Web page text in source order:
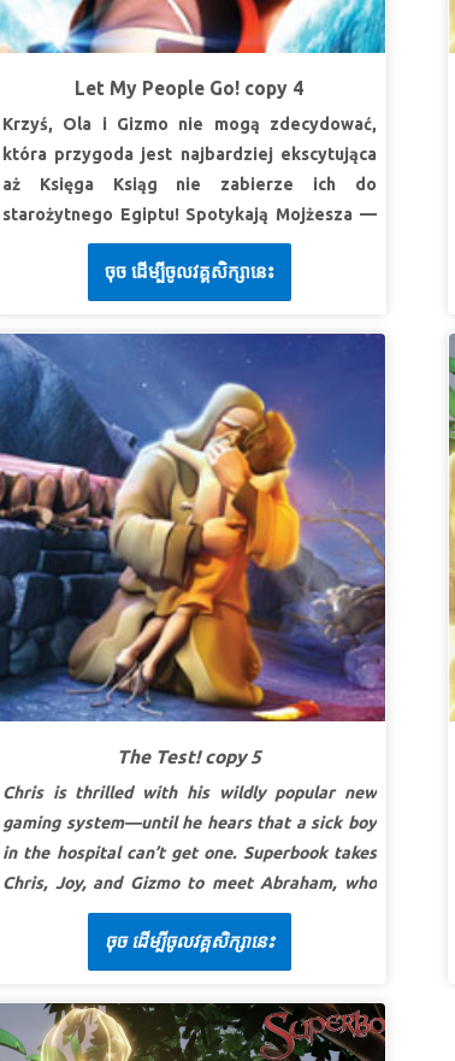
WSZYSTKIM
SuperPrawda:Bóg mi pomoże, gdy stanę
przed olbrzymimi problemami.
SuperWerset: Bądź mocny i mężny! Nie bój się i
nie lękaj się, bo Pan, Bóg twój, będzie z tobą
wszędzie, dokądkolwiek pójdziesz.”
Księga
Jozuego 1:9b (BW)
LEKCJA 2: POLEGAJ NA BOGU
SuperWerset:
przed oczyma, ale Pan patrzy na serce.”
Samuela 16:7b (BW)
LEKCJA 3: BÓG JEST PO MOJEJ STRONIE
SuperPrawda:Jezus będzie mnie prowadził i
chronił.
SuperWerset:„Owce moje głosu mojego
słuchają i Ja znam je, a one idą za mną.”Ew.
Jana 10:27 (BW)
Let My People Go! copy 4
Krzyś, Ola i Gizmo nie mogą zdecydować,
która przygoda jest najbardziej ekscytująca
aż Księga Ksiąg nie zabierze ich do
starożytnego Egiptu! Spotykają Mojżesza —
księcia, który ucieka, by zostać pasterzem.
Odkryj, jak Bóg powołuje go, by rzucił
wyzwanie faraonowi i wyprowadził Izraelitów
z niewoli. Bądź świadkiem cudów, plag i
rozstąpienia się Morza Czerwonego! Dzieci
uczą się, że kiedy Bóg jest z nami, wszystko
jest możliwe!
LEKCJA 1: BÓG ROZUMIE
SuperPrawda:Bóg mnie widzi, słyszy i
rozumie.
SuperWerset:„Napatrzyłem się na niedolę
ludu mojego w Egipcie i słyszałem krzyk ich z
powodu naganiaczy jego; znam cierpienia jego.”
II Ks. Mojżeszowa (Wyjścia) 3:7 (BW)
LEKCJA 2: BÓG JEST MOJĄ SIŁĄ
SuperPrawda:Bóg zwycięży moją słabość.
Panie, nie jestem ja mężem wymownym...I rzekł
Pan do niego: Kto dał człowiekowi usta?... Czyż
nie Ja, Pan? Idź więc teraz, a Ja będę z twoimi
ustami i pouczę cię, co masz mówić.
II Ks.
Mojżeszowa (Wyjścia) 4:10-12 (BW)
LEKCJA 3: BÓG WYBAWIA
SuperPrawda:Bóg mnie wybawi.
SuperWerset:„Ja was uwolnię od ciężarów
ចុច ដើម្បីចូលវគ្គសិក្សានេះ
The Test! copy 5
Chris is thrilled with his wildly popular new
gaming system—until he hears that a sick boy
in the hospital can’t get one. Superbook takes
Chris, Joy, and Gizmo to meet Abraham, who
faces the ultimate test of his faith. Witness
how this loving father must decide who is most
important—God or his beloved son, Isaac. The
children learn that the hardest choices can
bring the greatest joy!
ចុច ដើម្បីចូលវគ្គសិក្សានេះ